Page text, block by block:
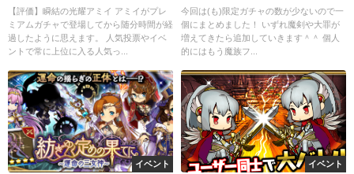
【評価】瞬結の光耀アミイ アミイがプレ
ミアムガチャで登場してから随分時間が経
過したように思えます。 人気投票やイベ
ントで常に上位に入る人気っ...
今回は(も)限定ガチャの数が少ないので一
個にまとめました！ いずれ魔剣や大罪が
増えてきたら追加していきます＾＾ 個人
的にはもう魔族フ...
イベント イベント